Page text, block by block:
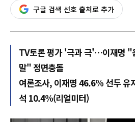
구글 검색 선호 출처로 추가
TV토론 평가 '극과 극'…이재명 "
말" 정면충돌
여론조사, 이재명 46.6% 선두
석 10.4%(리얼미터)